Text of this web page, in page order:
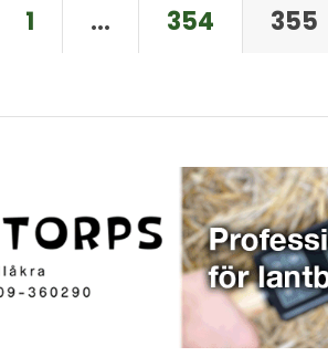
1 … 354 355